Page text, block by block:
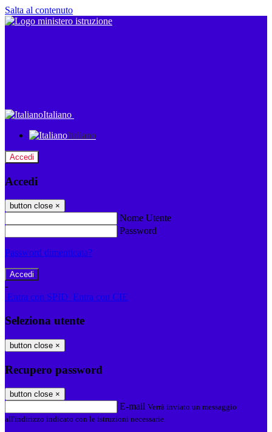
Salta al contenuto
Italiano
Italiano
Accedi
Accedi
button close ×
Nome Utente
Password
Password dimenticata?
-
Entra con SPID Entra con CIE
Seleziona utente
button close ×
Recupero password
button close ×
E-mail Verrà inviato un messaggio
all'indirizzo indicato con le istruzioni necessarie.